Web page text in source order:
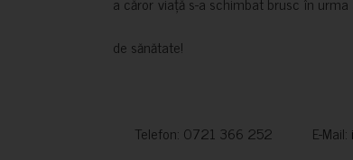
de sănătate!
Telefon: 0721 366 252 E-Mail: